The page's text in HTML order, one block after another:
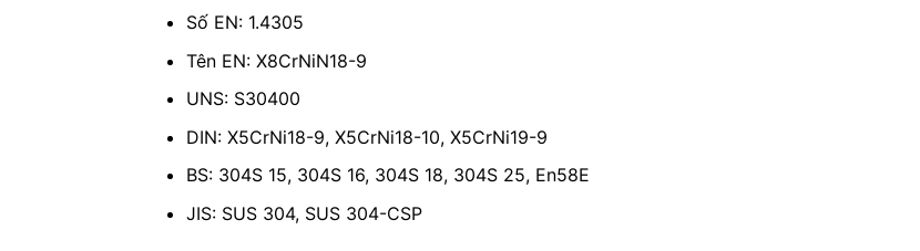
Số EN: 1.4305
Tên EN: X8CrNiN18-9
UNS: S30400
DIN: X5CrNi18-9, X5CrNi18-10, X5CrNi19-9
BS: 304S 15, 304S 16, 304S 18, 304S 25, En58E
JIS: SUS 304, SUS 304-CSP